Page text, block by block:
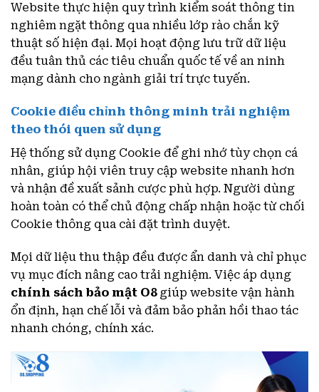
Website thực hiện quy trình kiểm soát thông tin
nghiêm ngặt thông qua nhiều lớp rào chắn kỹ
thuật số hiện đại. Mọi hoạt động lưu trữ dữ liệu
đều tuân thủ các tiêu chuẩn quốc tế về an ninh
mạng dành cho ngành giải trí trực tuyến.
Cookie điều chỉnh thông minh trải nghiệm
theo thói quen sử dụng
Hệ thống sử dụng Cookie để ghi nhớ tùy chọn cá
nhân, giúp hội viên truy cập website nhanh hơn
và nhận đề xuất sảnh cược phù hợp. Người dùng
hoàn toàn có thể chủ động chấp nhận hoặc từ chối
Cookie thông qua cài đặt trình duyệt.
Mọi dữ liệu thu thập đều được ẩn danh và chỉ phục
vụ mục đích nâng cao trải nghiệm. Việc áp dụng
chính sách bảo mật O8giúp website vận hành
ổn định, hạn chế lỗi và đảm bảo phản hồi thao tác
nhanh chóng, chính xác.